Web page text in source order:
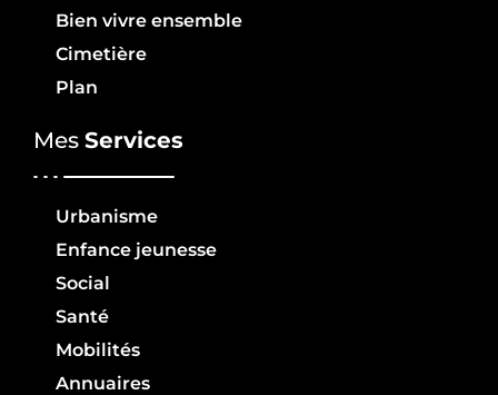
Bien vivre ensemble
Cimetière
Plan
Mes Services
Urbanisme
Enfance jeunesse
Social
Santé
Mobilités
Annuaires